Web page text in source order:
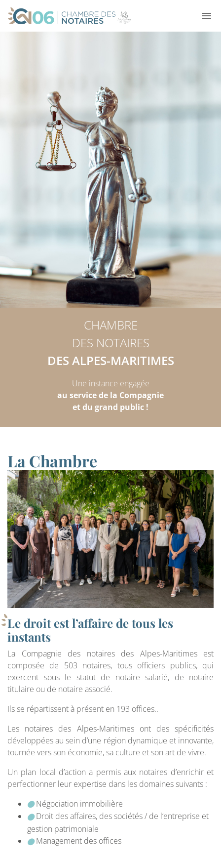
CHAMBRE
DES NOTAIRES
DES ALPES-MARITIMES
Une instance engagée
au service de la Compagnie
et du grand public !
La Chambre
Le droit est l’affaire de tous les
instants
La Compagnie des notaires des Alpes-Maritimes est
composée de 503 notaires, tous officiers publics, qui
exercent sous le statut de notaire salarié, de notaire
titulaire ou de notaire associé.
Ils se répartissent à présent en 193 offices..
Les notaires des Alpes-Maritimes ont des spécificités
développées au sein d’une région dynamique et innovante,
tournée vers son économie, sa culture et son art de vivre.
Un plan local d’action a permis aux notaires d’enrichir et
perfectionner leur expertise dans les domaines suivants :
Négociation immobilière
Droit des affaires, des sociétés / de l’entreprise et
gestion patrimoniale
Management des offices